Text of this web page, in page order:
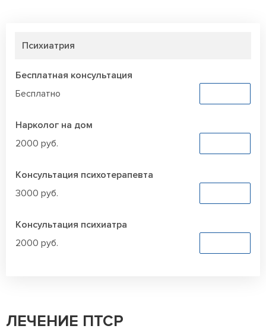
Психиатрия
Бесплатная консультация
Бесплатно
Нарколог на дом
2000 руб.
Консультация психотерапевта
3000 руб.
Консультация психиатра
2000 руб.
ЛЕЧЕНИЕ ПТСР